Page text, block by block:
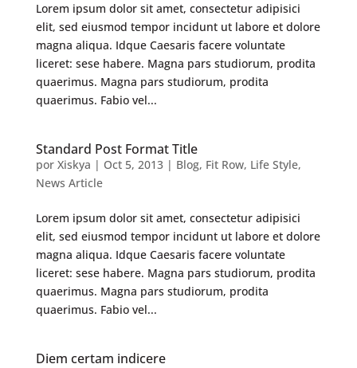
Lorem ipsum dolor sit amet, consectetur adipisici
elit, sed eiusmod tempor incidunt ut labore et dolore
magna aliqua. Idque Caesaris facere voluntate
liceret: sese habere. Magna pars studiorum, prodita
quaerimus. Magna pars studiorum, prodita
quaerimus. Fabio vel...
Standard Post Format Title
por Xiskya | Oct 5, 2013| Blog, Fit Row, Life Style,
News Article
Lorem ipsum dolor sit amet, consectetur adipisici
elit, sed eiusmod tempor incidunt ut labore et dolore
magna aliqua. Idque Caesaris facere voluntate
liceret: sese habere. Magna pars studiorum, prodita
quaerimus. Magna pars studiorum, prodita
quaerimus. Fabio vel...
Diem certam indicere